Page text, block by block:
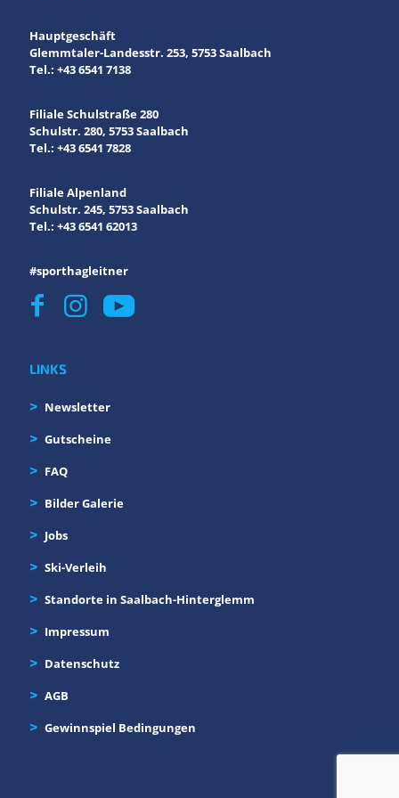
Hauptgeschäft
Glemmtaler-Landesstr. 253, 5753 Saalbach
Tel.: +43 6541 7138
Filiale Schulstraße 280
Schulstr. 280, 5753 Saalbach
Tel.: +43 6541 7828
Filiale Alpenland
Schulstr. 245, 5753 Saalbach
Tel.: +43 6541 62013
#sporthagleitner
LINKS
Newsletter
Gutscheine
FAQ
Bilder Galerie
Jobs
Ski-Verleih
Standorte in Saalbach-Hinterglemm
Impressum
Datenschutz
AGB
Gewinnspiel Bedingungen